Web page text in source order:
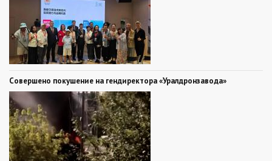
Совершено покушение на гендиректора «Уралдронзавода»